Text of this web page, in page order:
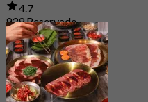
4.7
939 Reservado
Desde฿ 472.5